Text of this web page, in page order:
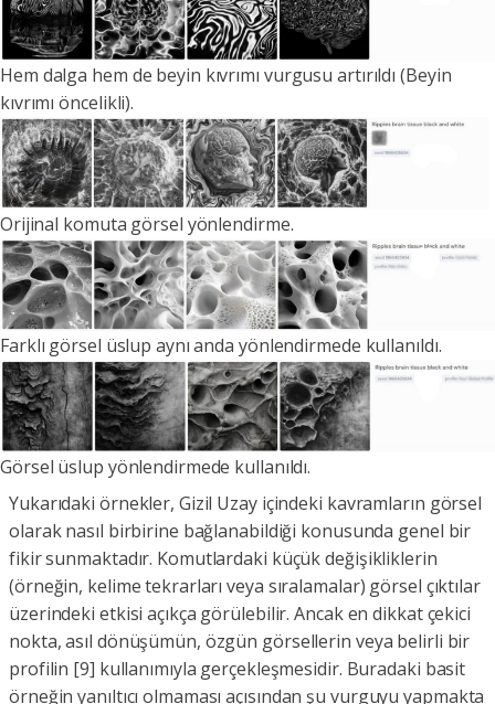
Hem dalga hem de beyin kıvrımı vurgusu artırıldı (Beyin
kıvrımı öncelikli).
Orijinal komuta görsel yönlendirme.
Farklı görsel üslup aynı anda yönlendirmede kullanıldı.
Görsel üslup yönlendirmede kullanıldı.
Yukarıdaki örnekler, Gizil Uzay içindeki kavramların görsel
olarak nasıl birbirine bağlanabildiği konusunda genel bir
fikir sunmaktadır. Komutlardaki küçük değişikliklerin
(örneğin, kelime tekrarları veya sıralamalar) görsel çıktılar
üzerindeki etkisi açıkça görülebilir. Ancak en dikkat çekici
nokta, asıl dönüşümün, özgün görsellerin veya belirli bir
profilin [9] kullanımıyla gerçekleşmesidir. Buradaki basit
örneğin yanıltıcı olmaması açısından şu vurguyu yapmakta